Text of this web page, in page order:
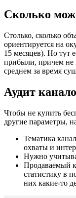
Сколько
Столько, сколько
ориентируется на
15 месяцев). Но тут
прибыли, причем не
среднем за время
Аудит
Чтобы не купить
другие параметры,
Тематика
охваты и
Нужно
Продаваемый
статистику в
них какие-то